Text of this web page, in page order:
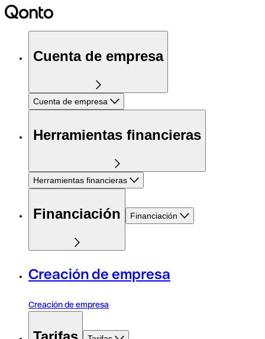
Cuenta de empresa
Cuenta de empresa
Herramientas financieras
Herramientas financieras
Financiación Financiación
Creación de empresa
Creación de empresa